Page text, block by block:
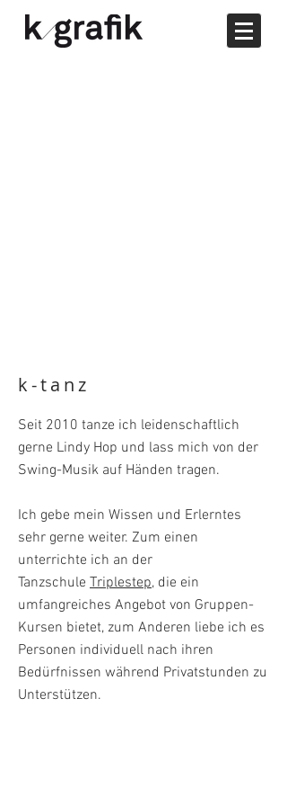
k-tanz
Seit 2010 tanze ich leidenschaftlich
gerne Lindy Hop und lass mich von der
Swing-Musik auf Händen tragen.
Ich gebe mein Wissen und Erlerntes
sehr gerne weiter. Zum einen
unterrichte ich an der
Tanzschule Triplestep, die ein
umfangreiches Angebot von Gruppen-
Kursen bietet, zum Anderen liebe ich es
Personen individuell nach ihren
Bedürfnissen während Privatstunden zu
Unterstützen.